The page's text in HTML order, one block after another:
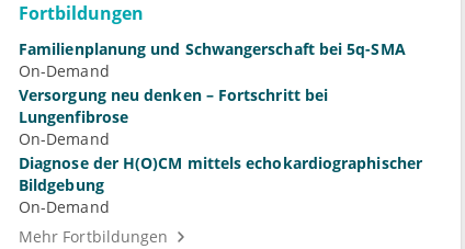
Fortbildungen
Familienplanung und Schwangerschaft bei 5q-SMA
On-Demand
Versorgung neu denken – Fortschritt bei
Lungenfibrose
On-Demand
Diagnose der H(O)CM mittels echokardiographischer
Bildgebung
On-Demand
Mehr Fortbildungen